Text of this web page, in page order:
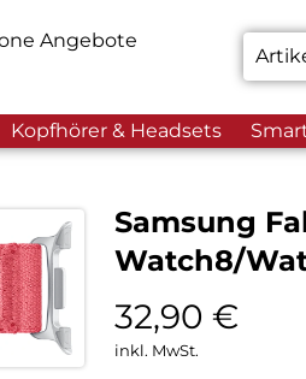
Angebote
Kopfhörer & Headsets
Samsung
Watch8/
32,90 €
inkl. MwSt.